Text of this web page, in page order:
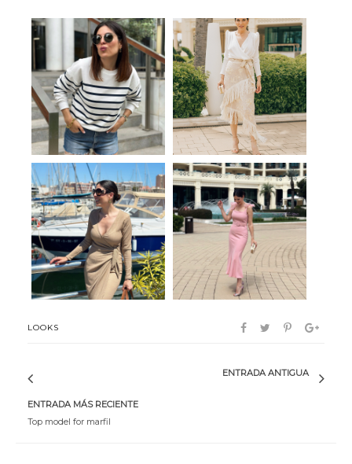
Comfy navy Manila
Gio Sweet me
LOOKS
ENTRADA MÁS RECIENTE
Top model for marfil
ENTRADA ANTIGUA